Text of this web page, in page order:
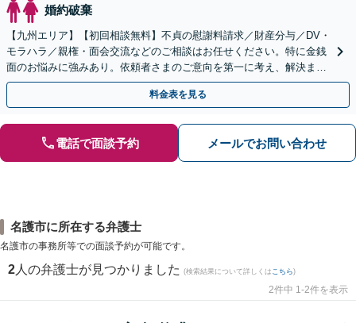
婚約破棄
【九州エリア】【初回相談無料】不貞の慰謝料請求／財産分与／DV・
モラハラ／親権・面会交流などのご相談はお任せください。特に金銭
面のお悩みに強みあり。依頼者さまのご意向を第一に考え、解決まで
サポート【子連れ相談】【休日相談可】
料金表を見る
電話で面談予約 メールでお問い合わせ
名護市に所在する弁護士
名護市の事務所等での面談予約が可能です。
2 人の弁護士が見つかりました (検索結果について詳しくは こちら)
2件中 1-2件を表示